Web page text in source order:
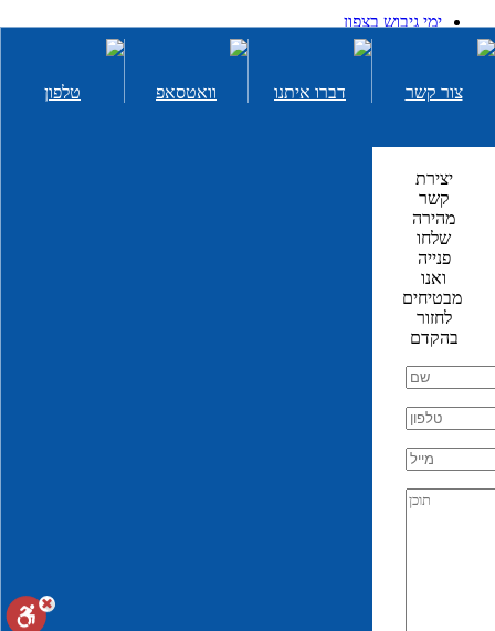
ימי גיבוש בצפון
ימי גיבוש במרכז
ימי גיבוש בדרום
סדנאות אלכוהול לימי גיבוש
יום כיף בצפון
יום כיף במרכז
יום כיף בדרום
יום כיף בים המלח
יום כיף וגיבוש בווילה
יום כיף וגיבוש בים המלח
ימי כיף לחברות ועובדים
ערבי גיבוש
ערב גיבוש
ערבי גיבוש לצוות
ערב גיבוש לקבוצות
ערב גיבוש לחברות
ערב גיבוש לעובדים במרכז
טלפון וואטסאפ דברו איתנו צור קשר
יצירת
קשר
מהירה
שלחו
פנייה
ואנו
מבטיחים
לחזור
בהקדם